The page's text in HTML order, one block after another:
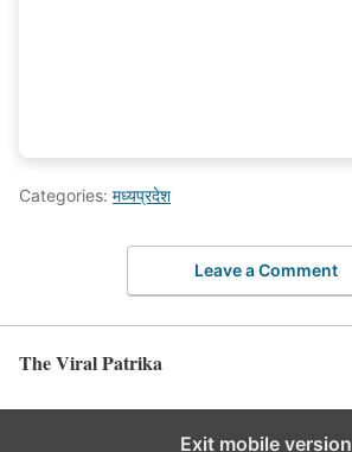
Categories: मध्यप्रदेश
Leave a Comment
The Viral Patrika
Exit mobile version